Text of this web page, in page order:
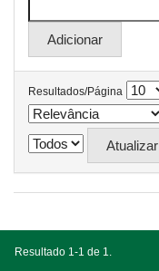
Resultados/Página
Resultado 1-1 de 1.